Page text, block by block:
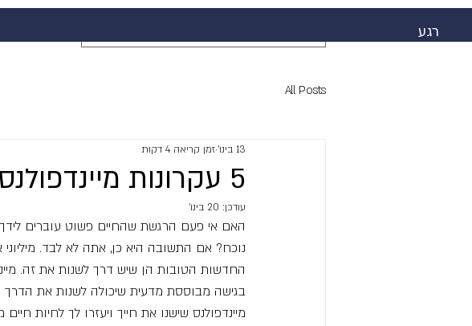
רגע
All Posts
5 עקרונות מיינדפולנס פשוטים שישנו את חייך
13 בינו׳ זמן קריאה 4 דקות
עודכן: 20 בינו׳
האם אי פעם הרגשת שהחיים פשוט עוברים
נוכח? אם התשובה היא כן, אתה לא לבד.
החדשות הטובות הן שיש דרך לשנות את זה.
בגישה מבוססת מדעית שיכולה לשנות את
מיינדפולנס שישנו את חייך ויעזרו לך לחיות